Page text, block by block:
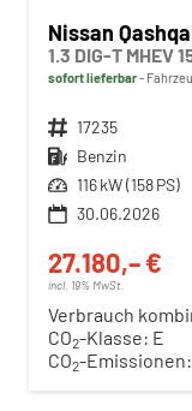
Nissan
sofort lieferbar
Fahrzeugnr. 17235
Kraftstoff Benzin
Leistung 116 kW (158 PS)
30.06.2026
27.180,– €
incl. 19% MwSt.
Verbrauch
CO2-Klasse: E
CO2-Emissionen: